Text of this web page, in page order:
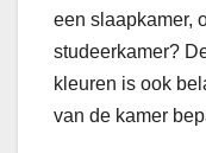
een slaapkamer,
studeerkamer?
kleuren is ook
van de kamer